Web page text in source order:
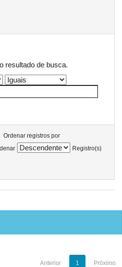
resultado de busca.
Ordenar registros por
Registro(s)
Anterior 1 Próximo